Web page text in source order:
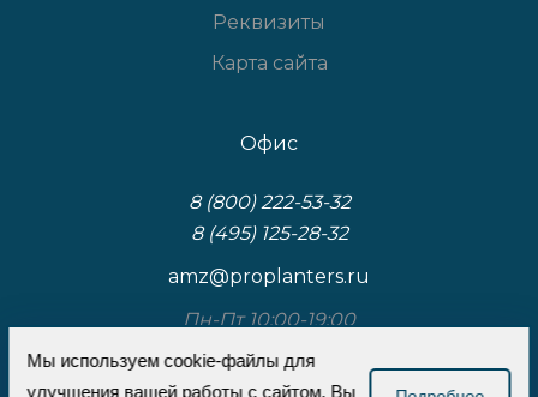
Реквизиты
Карта сайта
Офис
8 (800) 222-53-32
8 (495) 125-28-32
amz@proplanters.ru
Пн-Пт 10:00-19:00
117587, Москва, Варшавское шоссе, д.125, к.3,
Мы используем cookie-файлы для
улучшения вашей работы с сайтом. Вы